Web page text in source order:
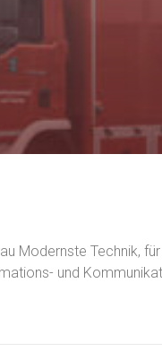
Modernste Technik,
und